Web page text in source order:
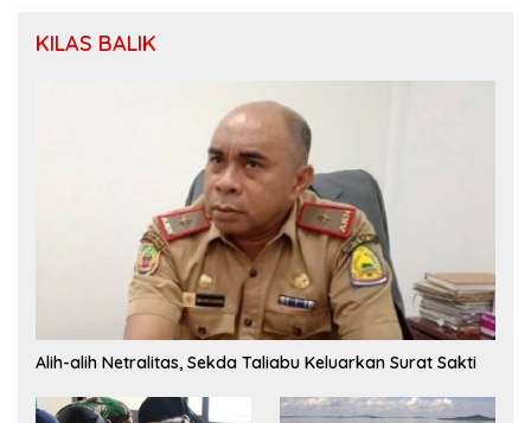
KILAS BALIK
Alih-alih Netralitas, Sekda Taliabu Keluarkan Surat Sakti